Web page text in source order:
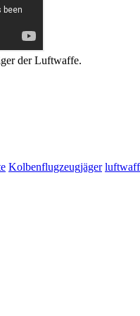
der Luftwaffe.
Kolbenflugzeugjäger